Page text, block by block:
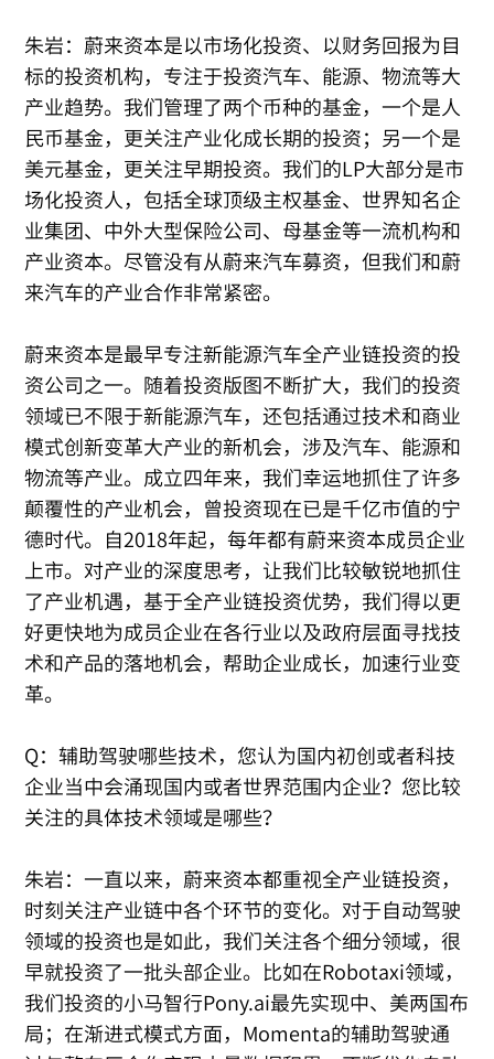
朱岩：蔚来资本是以市场化投资、以财务回报为目
标的投资机构，专注于投资汽车、能源、物流等大
产业趋势。我们管理了两个币种的基金，一个是人
民币基金，更关注产业化成长期的投资；另一个是
美元基金，更关注早期投资。我们的LP大部分是市
场化投资人，包括全球顶级主权基金、世界知名企
业集团、中外大型保险公司、母基金等一流机构和
产业资本。尽管没有从蔚来汽车募资，但我们和蔚
来汽车的产业合作非常紧密。
蔚来资本是最早专注新能源汽车全产业链投资的投
资公司之一。随着投资版图不断扩大，我们的投资
领域已不限于新能源汽车，还包括通过技术和商业
模式创新变革大产业的新机会，涉及汽车、能源和
物流等产业。成立四年来，我们幸运地抓住了许多
颠覆性的产业机会，曾投资现在已是千亿市值的宁
德时代。自2018年起，每年都有蔚来资本成员企业
上市。对产业的深度思考，让我们比较敏锐地抓住
了产业机遇，基于全产业链投资优势，我们得以更
好更快地为成员企业在各行业以及政府层面寻找技
术和产品的落地机会，帮助企业成长，加速行业变
革。
Q：辅助驾驶哪些技术，您认为国内初创或者科技
企业当中会涌现国内或者世界范围内企业？您比较
关注的具体技术领域是哪些？
朱岩：一直以来，蔚来资本都重视全产业链投资，
时刻关注产业链中各个环节的变化。对于自动驾驶
领域的投资也是如此，我们关注各个细分领域，很
早就投资了一批头部企业。比如在Robotaxi领域，
我们投资的小马智行Pony.ai最先实现中、美两国布
局；在渐进式模式方面，Momenta的辅助驾驶通